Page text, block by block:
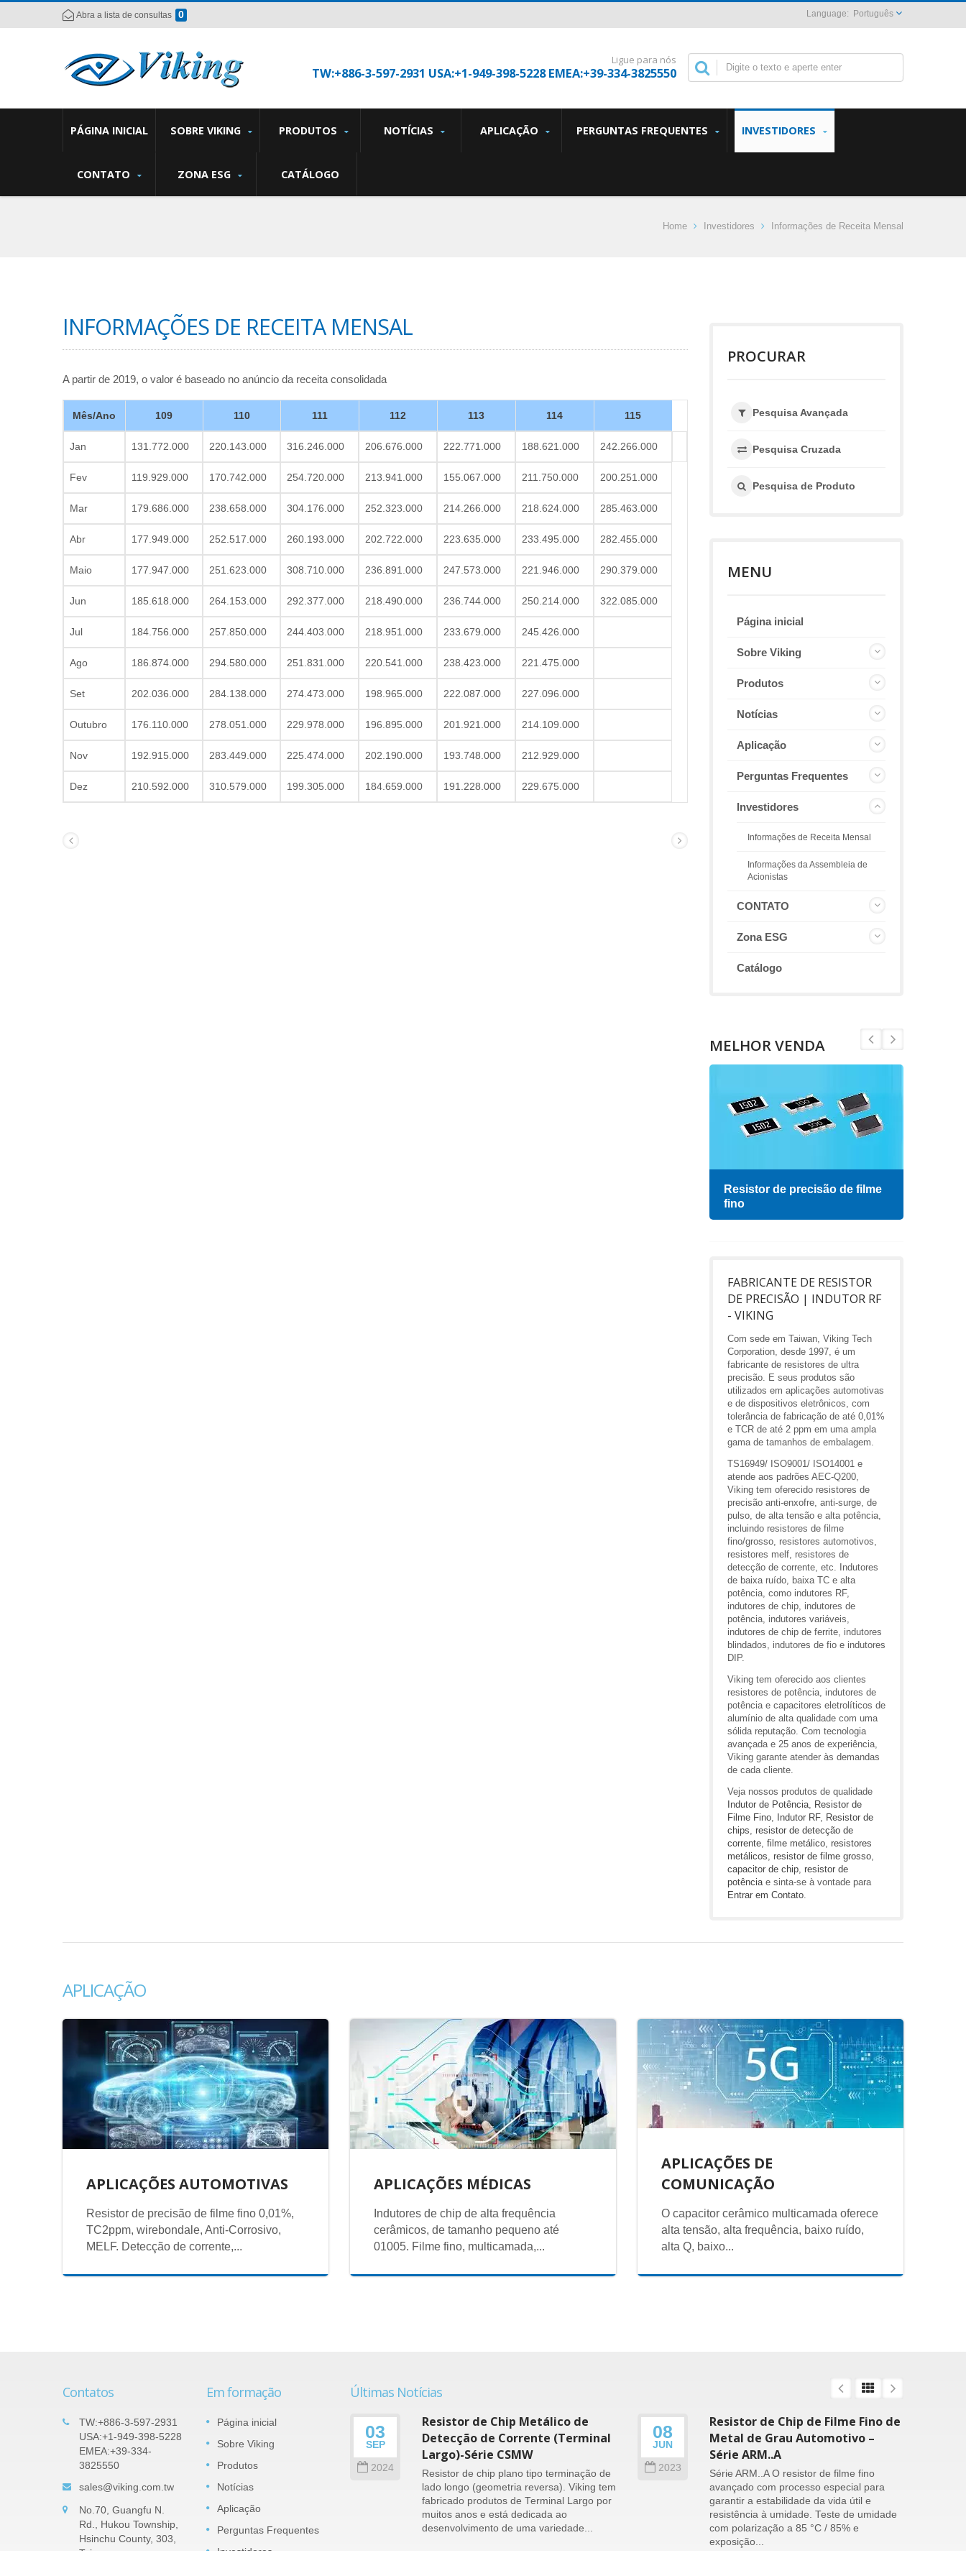
Abra a lista de consultas 0 Português
Ligue para nós
TW:+886-3-597-2931 USA:+1-949-398-5228 EMEA:+39-334-3825550
PÁGINA INICIAL SOBRE VIKING PRODUTOS NOTÍCIAS APLICAÇÃO PERGUNTAS FREQUENTES INVESTIDORES
CONTATO ZONA ESG CATÁLOGO
Home Investidores Informações de Receita Mensal
INFORMAÇÕES DE RECEITA MENSAL
A partir de 2019, o valor é baseado no anúncio da receita consolidada
Mês/Ano 109 110 111 112 113 114 115
Jan 131.772.000 220.143.000 316.246.000 206.676.000 222.771.000 188.621.000 242.266.000
Fev 119.929.000 170.742.000 254.720.000 213.941.000 155.067.000 211.750.000 200.251.000
Mar 179.686.000 238.658.000 304.176.000 252.323.000 214.266.000 218.624.000 285.463.000
Abr 177.949.000 252.517.000 260.193.000 202.722.000 223.635.000 233.495.000 282.455.000
Maio 177.947.000 251.623.000 308.710.000 236.891.000 247.573.000 221.946.000 290.379.000
Jun 185.618.000 264.153.000 292.377.000 218.490.000 236.744.000 250.214.000 322.085.000
Jul 184.756.000 257.850.000 244.403.000 218.951.000 233.679.000 245.426.000
Ago 186.874.000 294.580.000 251.831.000 220.541.000 238.423.000 221.475.000
Set 202.036.000 284.138.000 274.473.000 198.965.000 222.087.000 227.096.000
Outubro 176.110.000 278.051.000 229.978.000 196.895.000 201.921.000 214.109.000
Nov 192.915.000 283.449.000 225.474.000 202.190.000 193.748.000 212.929.000
Dez 210.592.000 310.579.000 199.305.000 184.659.000 191.228.000 229.675.000
PROCURAR
Pesquisa Avançada
Pesquisa Cruzada
Pesquisa de Produto
MENU
Página inicial
Sobre Viking
Produtos
Notícias
Aplicação
Perguntas Frequentes
Investidores
Informações de Receita Mensal
Informações da Assembleia de
Acionistas
CONTATO
Zona ESG
Catálogo
MELHOR VENDA
Resistor de precisão de filme
fino
FABRICANTE DE RESISTOR
DE PRECISÃO | INDUTOR RF
- VIKING
Com sede em Taiwan, Viking Tech
Corporation, desde 1997, é um
fabricante de resistores de ultra
precisão. E seus produtos são
utilizados em aplicações automotivas
e de dispositivos eletrônicos, com
tolerância de fabricação de até 0,01%
e TCR de até 2 ppm em uma ampla
gama de tamanhos de embalagem.
TS16949/ ISO9001/ ISO14001 e
atende aos padrões AEC-Q200,
Viking tem oferecido resistores de
precisão anti-enxofre, anti-surge, de
pulso, de alta tensão e alta potência,
incluindo resistores de filme
fino/grosso, resistores automotivos,
resistores melf, resistores de
detecção de corrente, etc. Indutores
de baixa ruído, baixa TC e alta
potência, como indutores RF,
indutores de chip, indutores de
potência, indutores variáveis,
indutores de chip de ferrite, indutores
blindados, indutores de fio e indutores
DIP.
Viking tem oferecido aos clientes
resistores de potência, indutores de
potência e capacitores eletrolíticos de
alumínio de alta qualidade com uma
sólida reputação. Com tecnologia
avançada e 25 anos de experiência,
Viking garante atender às demandas
de cada cliente.
Veja nossos produtos de qualidade
Indutor de Potência, Resistor de
Filme Fino, Indutor RF, Resistor de
chips, resistor de detecção de
corrente, filme metálico, resistores
metálicos, resistor de filme grosso,
capacitor de chip, resistor de
potênciae sinta-se à vontade para
Entrar em Contato.
APLICAÇÃO
APLICAÇÕES AUTOMOTIVAS
Resistor de precisão de filme fino 0,01%,
TC2ppm, wirebondale, Anti-Corrosivo,
MELF. Detecção de corrente,...
APLICAÇÕES MÉDICAS
Indutores de chip de alta frequência
cerâmicos, de tamanho pequeno até
01005. Filme fino, multicamada,...
APLICAÇÕES DE
COMUNICAÇÃO
O capacitor cerâmico multicamada oferece
alta tensão, alta frequência, baixo ruído,
alta Q, baixo...
Contatos
TW:+886-3-597-2931
USA:+1-949-398-5228
EMEA:+39-334-
3825550
sales@viking.com.tw
No.70, Guangfu N.
Rd., Hukou Township,
Hsinchu County, 303,
Taiwan
Em formação
Página inicial
Sobre Viking
Produtos
Notícias
Aplicação
Perguntas Frequentes
Investidores
Últimas Notícias
05
SEP
2022
Produtos importantes: Resistor
de Chip de Precisão em Filme
Fino de Nitreto de Tântalo (TaN)
O filme de TaN (nitreto de tântalo) é uma
camada de barreira de pentóxido de
tântalo impermeável à umidade que pode
resistir a alta umidade relativa. TaN é
muito mais robusto para...
03
SEP
2024
Resistor de Chip Metálico de
Detecção de Corrente (Terminal
Largo)-Série CSMW
Resistor de chip plano tipo terminação de
lado longo (geometria reversa). Viking tem
fabricado produtos de Terminal Largo por
muitos anos e está dedicada ao
desenvolvimento de uma variedade...
08
JUN
2023
Resistor de Chip de Filme Fino de
Metal de Grau Automotivo –
Série ARM..A
Série ARM..A O resistor de filme fino
avançado com processo especial para
garantir a estabilidade da vida útil e
resistência à umidade. Teste de umidade
com polarização a 85 °C / 85% e
exposição...